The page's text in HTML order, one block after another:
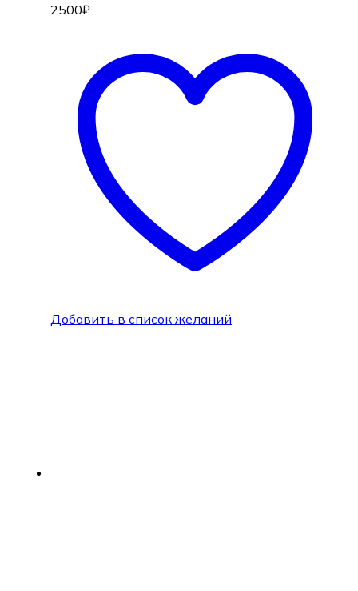
2500₽
Добавить в список желаний